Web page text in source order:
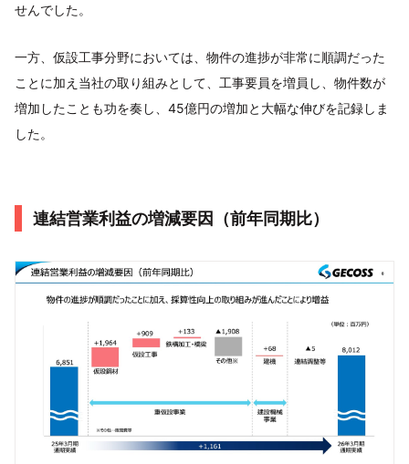
せんでした。
一方、仮設工事分野においては、物件の進捗が非常に順調だった
ことに加え当社の取り組みとして、工事要員を増員し、物件数が
増加したことも功を奏し、45億円の増加と大幅な伸びを記録しま
した。
連結営業利益の増減要因（前年同期比）